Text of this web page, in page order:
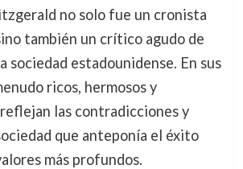
no solo fue un cronista
también un crítico agudo de
sociedad estadounidense. En sus
ricos, hermosos y
las contradicciones y
que anteponía el éxito
más profundos.